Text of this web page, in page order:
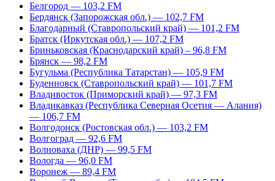
Белгород — 103,2 FM
Бердянск (Запорожская обл.) — 102,7 FM
Благодарный (Ставропольский край) — 101,2 FM
Братск (Иркутская обл.) — 107,2 FM
Бриньковская (Краснодарский край) – 96,8 FM
Брянск — 98,2 FM
Бугульма (Республика Татарстан) — 105,9 FM
Буденновск (Ставропольский край) — 101,7 FM
Владивосток (Приморский край) — 97,3 FM
Владикавказ (Республика Северная Осетия — Алания)
— 106,7 FM
Волгодонск (Ростовская обл.) — 103,2 FM
Волгоград — 92,6 FM
Волноваха (ДНР) — 99,5 FM
Вологда — 96,0 FM
Воронеж — 89,4 FM